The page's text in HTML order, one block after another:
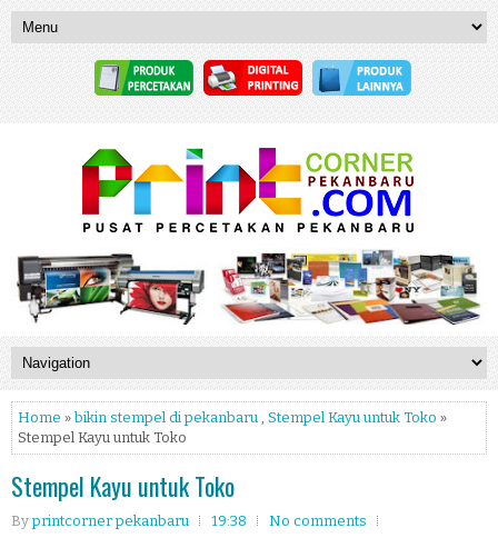
Home »bikin stempel di pekanbaru Stempel Kayu untuk Toko »
Stempel Kayu untuk Toko
Stempel Kayu untuk Toko
Byprintcorner pekanbaru 19:38 No comments